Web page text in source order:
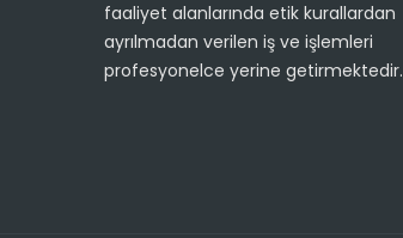
faaliyet alanlarında etik kurallardan
ayrılmadan verilen iş ve işlemleri
profesyonelce yerine getirmektedir.